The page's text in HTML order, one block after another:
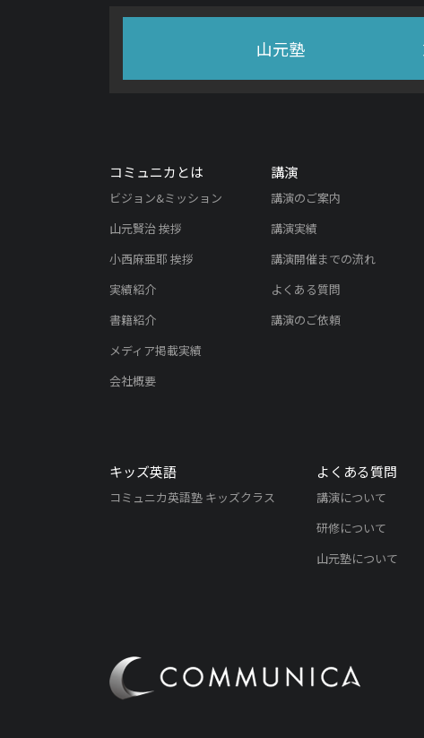
山元塾
コミュニカとは
ビジョン&ミッション
山元賢治 挨拶
小西麻亜耶 挨拶
実績紹介
書籍紹介
メディア掲載実績
会社概要
講演
講演のご案内
講演実績
講演開催までの流れ
よくある質問
講演のご依頼
キッズ英語
コミュニカ英語塾 キッズクラス
よくある質問
講演について
研修について
山元塾について